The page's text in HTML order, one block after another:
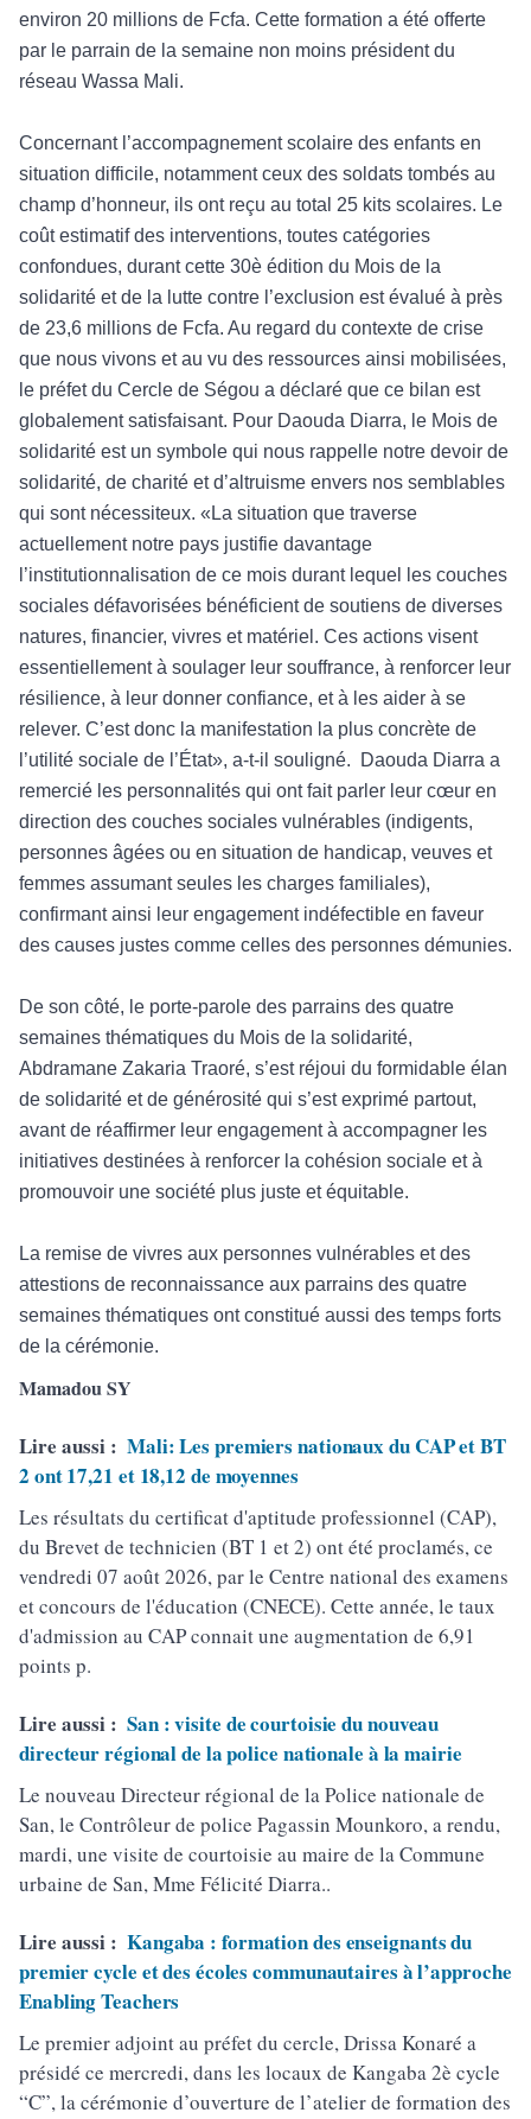
environ 20 millions de Fcfa. Cette formation a été offerte
par le parrain de la semaine non moins président du
réseau Wassa Mali.
Concernant l’accompagnement scolaire des enfants en
situation difficile, notamment ceux des soldats tombés au
champ d’honneur, ils ont reçu au total 25 kits scolaires. Le
coût estimatif des interventions, toutes catégories
confondues, durant cette 30è édition du Mois de la
solidarité et de la lutte contre l’exclusion est évalué à près
de 23,6 millions de Fcfa. Au regard du contexte de crise
que nous vivons et au vu des ressources ainsi mobilisées,
le préfet du Cercle de Ségou a déclaré que ce bilan est
globalement satisfaisant. Pour Daouda Diarra, le Mois de
solidarité est un symbole qui nous rappelle notre devoir de
solidarité, de charité et d’altruisme envers nos semblables
qui sont nécessiteux. «La situation que traverse
actuellement notre pays justifie davantage
l’institutionnalisation de ce mois durant lequel les couches
sociales défavorisées bénéficient de soutiens de diverses
natures, financier, vivres et matériel. Ces actions visent
essentiellement à soulager leur souffrance, à renforcer leur
résilience, à leur donner confiance, et à les aider à se
relever. C’est donc la manifestation la plus concrète de
l’utilité sociale de l’État», a-t-il souligné. Daouda Diarra a
remercié les personnalités qui ont fait parler leur cœur en
direction des couches sociales vulnérables (indigents,
personnes âgées ou en situation de handicap, veuves et
femmes assumant seules les charges familiales),
confirmant ainsi leur engagement indéfectible en faveur
des causes justes comme celles des personnes démunies.
De son côté, le porte-parole des parrains des quatre
semaines thématiques du Mois de la solidarité,
Abdramane Zakaria Traoré, s’est réjoui du formidable élan
de solidarité et de générosité qui s’est exprimé partout,
avant de réaffirmer leur engagement à accompagner les
initiatives destinées à renforcer la cohésion sociale et à
promouvoir une société plus juste et équitable.
La remise de vivres aux personnes vulnérables et des
attestions de reconnaissance aux parrains des quatre
semaines thématiques ont constitué aussi des temps forts
de la cérémonie.
Mamadou SY
Lire aussi : Mali: Les premiers nationaux du CAP et BT
2 ont 17,21 et 18,12 de moyennes
Les résultats du certificat d'aptitude professionnel (CAP),
du Brevet de technicien (BT 1 et 2) ont été proclamés, ce
vendredi 07 août 2026, par le Centre national des examens
et concours de l'éducation (CNECE). Cette année, le taux
d'admission au CAP connait une augmentation de 6,91
points p.
Lire aussi : San : visite de courtoisie du nouveau
directeur régional de la police nationale à la mairie
Le nouveau Directeur régional de la Police nationale de
San, le Contrôleur de police Pagassin Mounkoro, a rendu,
mardi, une visite de courtoisie au maire de la Commune
urbaine de San, Mme Félicité Diarra..
Lire aussi : Kangaba : formation des enseignants du
premier cycle et des écoles communautaires à l’approche
Enabling Teachers
Le premier adjoint au préfet du cercle, Drissa Konaré a
présidé ce mercredi, dans les locaux de Kangaba 2è cycle
“C”, la cérémonie d’ouverture de l’atelier de formation des